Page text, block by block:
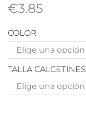
€3.85
COLOR
TALLA CALCETINES